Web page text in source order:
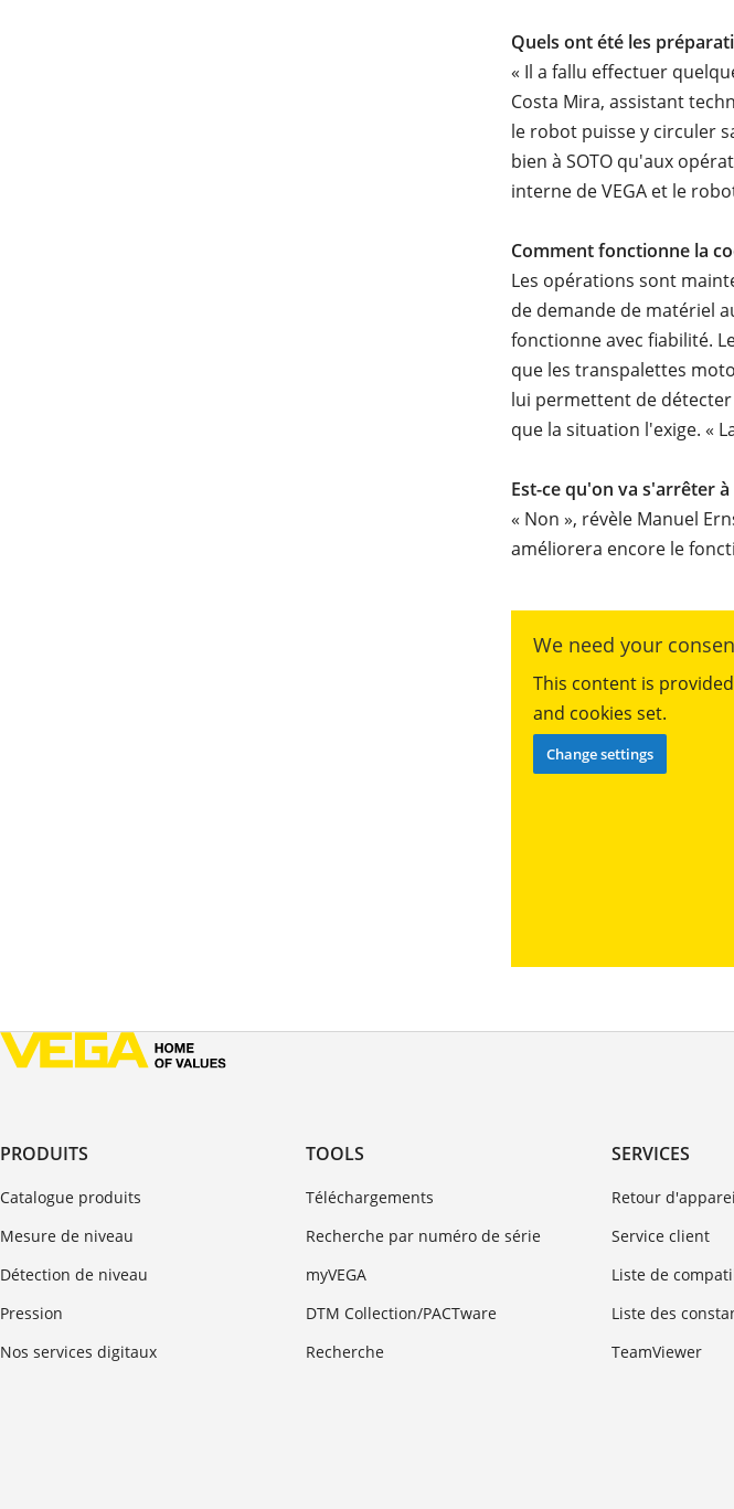
Quels ont été les
« Il a fallu effectuer
Costa Mira, assistant
le robot puisse y circuler
bien à SOTO qu'aux
interne de VEGA et le
Comment fonctionne la
Les opérations sont
de demande de matériel
fonctionne avec fiabilité.
que les transpalettes
lui permettent de
que la situation l'exige. «
Est-ce qu'on va s'arrêter
« Non », révèle Manuel
améliorera encore le
We need your
This content is
and cookies set.
Change settings
PRODUITS
Catalogue produits
Mesure de niveau
Détection de niveau
Pression
Nos services digitaux
TOOLS
Téléchargements
Recherche par numéro de série
myVEGA
DTM Collection/PACTware
Recherche
SERVICES
Retour
Service client
Liste de
Liste des
TeamViewer